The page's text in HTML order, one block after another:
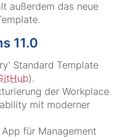
außerdem das neue
11.0
Standard Template
).
der Workplace
mit moderner
für Management